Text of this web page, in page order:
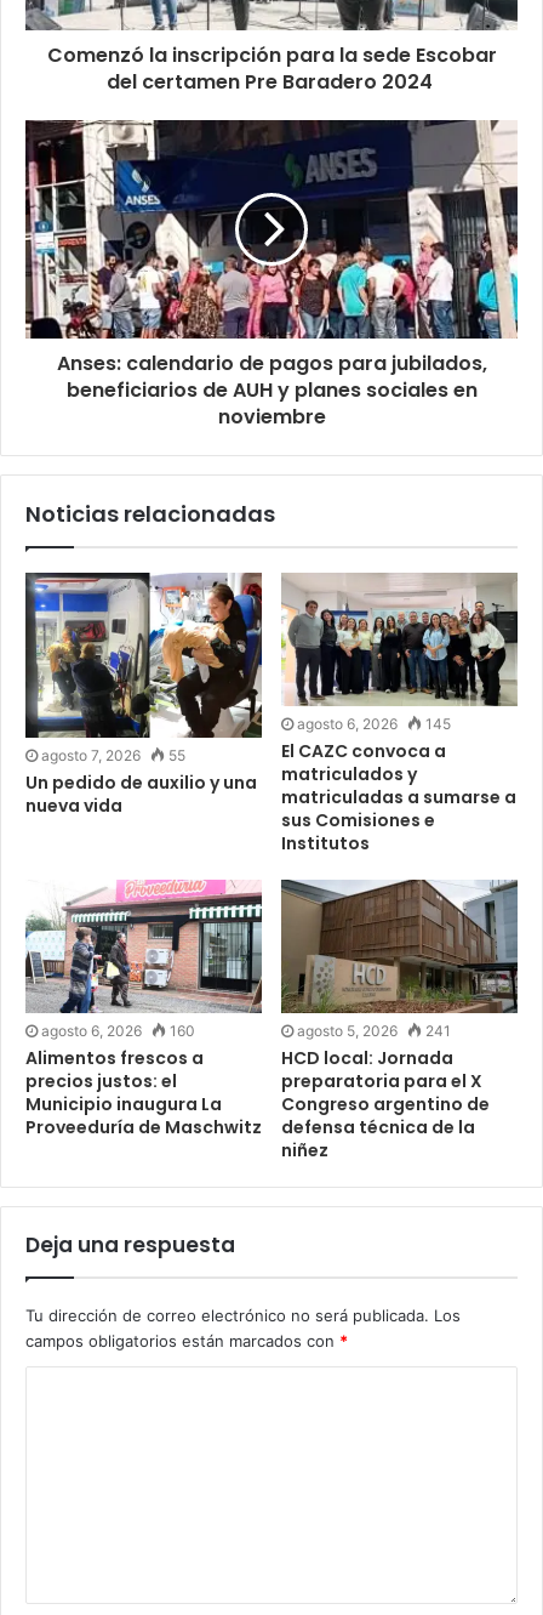
Comenzó la inscripción para la sede Escobar
del certamen Pre Baradero 2024
Anses: calendario de pagos para jubilados,
beneficiarios de AUH y planes sociales en
noviembre
Noticias relacionadas
agosto 7, 2026 55
Un pedido de auxilio y una
nueva vida
agosto 6, 2026 145
El CAZC convoca a
matriculados y
matriculadas a sumarse a
sus Comisiones e
Institutos
agosto 6, 2026 160
Alimentos frescos a
precios justos: el
Municipio inaugura La
Proveeduría de Maschwitz
agosto 5, 2026 241
HCD local: Jornada
preparatoria para el X
Congreso argentino de
defensa técnica de la
niñez
Deja una respuesta
Tu dirección de correo electrónico no será publicada. Los
campos obligatorios están marcados con *